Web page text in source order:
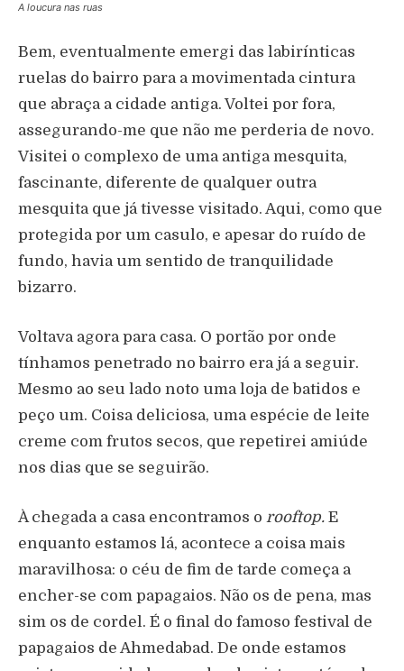
A loucura nas ruas
Bem, eventualmente emergi das labirínticas
ruelas do bairro para a movimentada cintura
que abraça a cidade antiga. Voltei por fora,
assegurando-me que não me perderia de novo.
Visitei o complexo de uma antiga mesquita,
fascinante, diferente de qualquer outra
mesquita que já tivesse visitado. Aqui, como que
protegida por um casulo, e apesar do ruído de
fundo, havia um sentido de tranquilidade
bizarro.
Voltava agora para casa. O portão por onde
tínhamos penetrado no bairro era já a seguir.
Mesmo ao seu lado noto uma loja de batidos e
peço um. Coisa deliciosa, uma espécie de leite
creme com frutos secos, que repetirei amiúde
nos dias que se seguirão.
À chegada a casa encontramos o rooftop. E
enquanto estamos lá, acontece a coisa mais
maravilhosa: o céu de fim de tarde começa a
encher-se com papagaios. Não os de pena, mas
sim os de cordel. É o final do famoso festival de
papagaios de Ahmedabad. De onde estamos